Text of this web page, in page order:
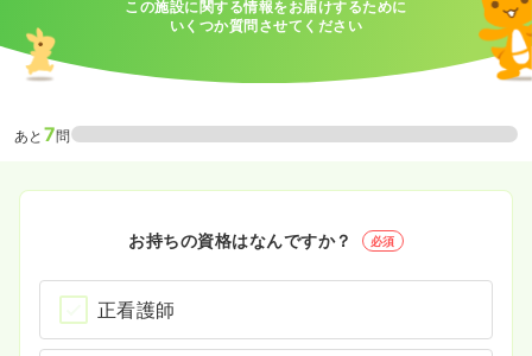
この施設に関する情報をお届けするために
いくつか質問させてください
あと 7問
お持ちの資格はなんですか？ 必須
正看護師